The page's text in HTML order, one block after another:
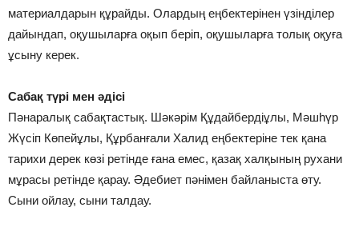
материалдарын құрайды. Олардың еңбектерінен үзінділер
дайындап, оқушыларға оқып беріп, оқушыларға толық оқуға
ұсыну керек.
Сабақ түрі мен әдісі
Пәнаралық сабақтастық. Шәкәрім Құдайбердіұлы, Мәшһүр
Жүсіп Көпейұлы, Құрбанғали Халид еңбектеріне тек қана
тарихи дерек көзі ретінде ғана емес, қазақ халқының рухани
мұрасы ретінде қарау. Әдебиет пәнімен байланыста өту.
Сыни ойлау, сыни талдау.